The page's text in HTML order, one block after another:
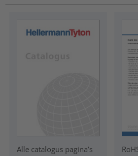
Alle catalogus pagina’s